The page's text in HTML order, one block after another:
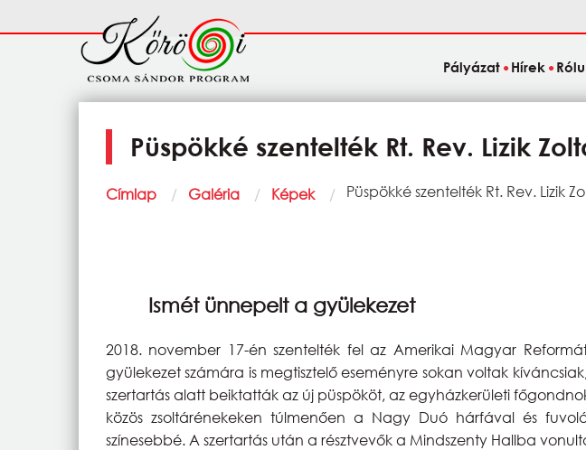
Fő
navigáció
Pályázat Hírek
Püspökké szentelték Rt. Rev. Lizik
Morzsa
Címlap Galéria Képek Current:
Püspökké szentelték Rt. Rev. Lizik
Ismét ünnepelt a gyülekezet
2018. november 17-én szentelték fel az Amerikai Magyar
gyülekezet számára is megtisztelő eseményre sokan voltak
szertartás alatt beiktatták az új püspököt, az egyházkerületi
közös zsoltárénekeken túlmenően a Nagy Duó hárfával és
színesebbé. A szertartás után a résztvevők a Mindszenty Hallba